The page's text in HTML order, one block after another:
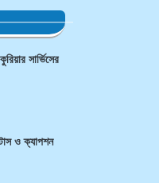
সার্ভিসের
ও ক্যাপশন